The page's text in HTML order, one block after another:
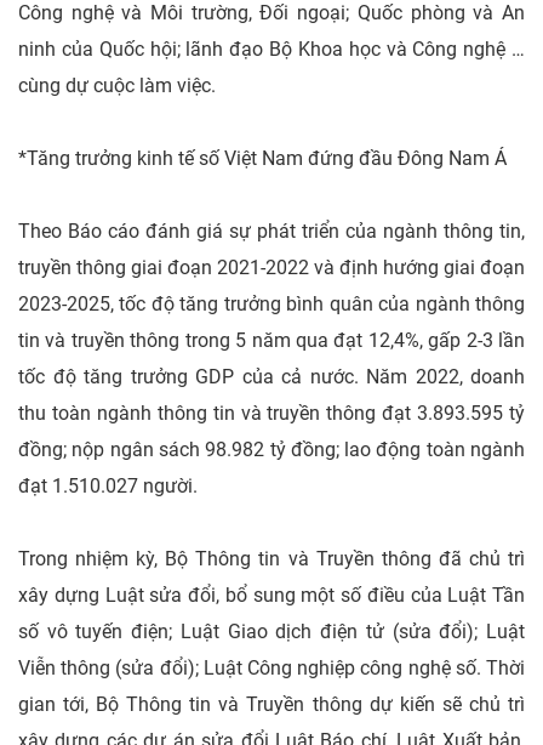
Công nghệ và Môi trường, Đối ngoại; Quốc phòng và An
ninh của Quốc hội; lãnh đạo Bộ Khoa học và Công nghệ …
cùng dự cuộc làm việc.
*Tăng trưởng kinh tế số Việt Nam đứng đầu Đông Nam Á
Theo Báo cáo đánh giá sự phát triển của ngành thông tin,
truyền thông giai đoạn 2021-2022 và định hướng giai đoạn
2023-2025, tốc độ tăng trưởng bình quân của ngành thông
tin và truyền thông trong 5 năm qua đạt 12,4%, gấp 2-3 lần
tốc độ tăng trưởng GDP của cả nước. Năm 2022, doanh
thu toàn ngành thông tin và truyền thông đạt 3.893.595 tỷ
đồng; nộp ngân sách 98.982 tỷ đồng; lao động toàn ngành
đạt 1.510.027 người.
Trong nhiệm kỳ, Bộ Thông tin và Truyền thông đã chủ trì
xây dựng Luật sửa đổi, bổ sung một số điều của Luật Tần
số vô tuyến điện; Luật Giao dịch điện tử (sửa đổi); Luật
Viễn thông (sửa đổi); Luật Công nghiệp công nghệ số. Thời
gian tới, Bộ Thông tin và Truyền thông dự kiến sẽ chủ trì